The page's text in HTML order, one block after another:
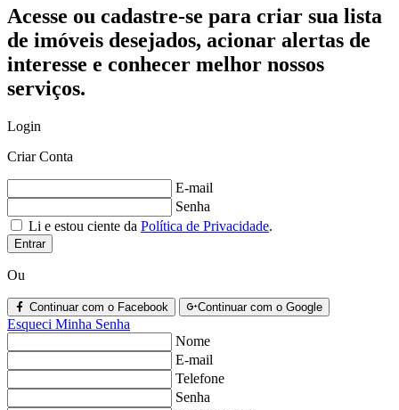
Acesse ou cadastre-se para criar sua lista
de imóveis desejados, acionar alertas de
interesse e conhecer melhor nossos
serviços.
Login
Criar Conta
E-mail
Senha
Li e estou ciente da Política de Privacidade.
Entrar
Ou
Continuar com o Facebook Continuar com o Google
Esqueci Minha Senha
Nome
E-mail
Telefone
Senha